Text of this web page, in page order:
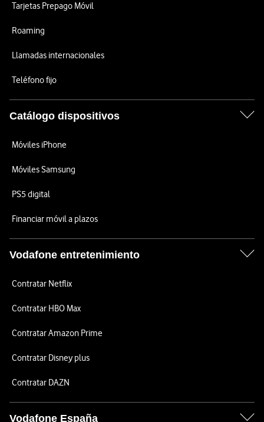
Tarjetas Prepago Móvil
Roaming
Llamadas internacionales
Teléfono fijo
Catálogo dispositivos
Móviles iPhone
Móviles Samsung
PS5 digital
Financiar móvil a plazos
Vodafone entretenimiento
Contratar Netflix
Contratar HBO Max
Contratar Amazon Prime
Contratar Disney plus
Contratar DAZN
Vodafone España